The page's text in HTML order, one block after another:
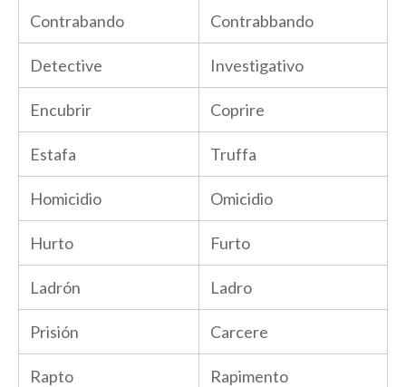
Contrabando Contrabbando
Detective Investigativo
Encubrir Coprire
Estafa Truffa
Homicidio Omicidio
Hurto Furto
Ladrón Ladro
Prisión Carcere
Rapto Rapimento